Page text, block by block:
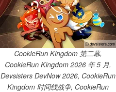
ⓘ devsisters.com
CookieRun Kingdom 第二幕,
CookieRun Kingdom 2026 年 5 月,
Devsisters DevNow 2026, CookieRun
Kingdom 时间线战争, CookieRun